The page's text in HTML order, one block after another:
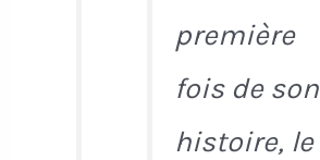
première
fois de son
histoire, le